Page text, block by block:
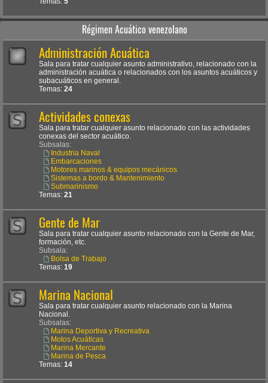
Régimen Acuático venezolano
Administración Acuática
Sala para tratar cualquier asunto administrativo, relacionado con la
administración acuática o relacionados con los asuntos acuáticos y
subacuáticos en general.
Temas: 24
Actividades conexas
Sala para tratar cualquier asunto relacionado con las actividades
conexas del sector acuático.
Subsalas:
Industria Naval
Embarcaciones
Motores marinos & equipos mecánicos
Sistemas a bordo & Mantenimiento
Submarinismo
Temas: 21
Gente de Mar
Sala para tratar cualquier asunto relacionado con la Gente de Mar,
formación, etc.
Subsala:
Bolsa de Trabajo
Temas: 19
Marina Nacional
Sala para tratar cualquier asunto relacionado con la Marina
Nacional.
Subsalas:
Marina Deportiva y Recreativa
Motos Acuáticas
Marina Mercante
Marina de Pesca
Temas: 14